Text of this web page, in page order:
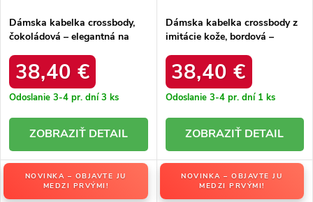
Dámska kabelka crossbody,
čokoládová – elegantná na
CHOCOLAT
38,40 €
Odoslanie 3-4 pr. dní3 ks
DETAIL
Dámska kabelka crossbody z
imitácie kože, bordová –
/ F9963 BORDEAUX
38,40 €
Odoslanie 3-4 pr. dní 1 ks
DETAIL
NOVINKA – OBJAVTE JU
MEDZI PRVÝMI!
NOVINKA – OBJAVTE JU
MEDZI PRVÝMI!